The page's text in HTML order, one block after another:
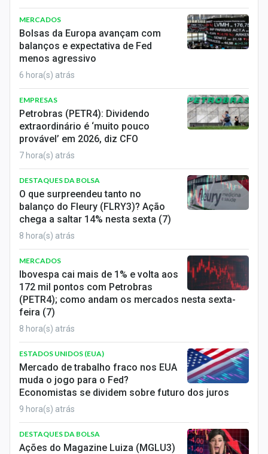
Contato
MERCADOS
Bolsas da Europa avançam com
balanços e expectativa de Fed
menos agressivo
6 hora(s) atrás
EMPRESAS
Petrobras (PETR4): Dividendo
extraordinário é ‘muito pouco
provável’ em 2026, diz CFO
7 hora(s) atrás
DESTAQUES DA BOLSA
O que surpreendeu tanto no
balanço do Fleury (FLRY3)? Ação
chega a saltar 14% nesta sexta (7)
8 hora(s) atrás
MERCADOS
Ibovespa cai mais de 1% e volta aos
172 mil pontos com Petrobras
(PETR4); como andam os mercados nesta sexta-
feira (7)
8 hora(s) atrás
ESTADOS UNIDOS (EUA)
Mercado de trabalho fraco nos EUA
muda o jogo para o Fed?
Economistas se dividem sobre futuro dos juros
9 hora(s) atrás
DESTAQUES DA BOLSA
Ações do Magazine Luiza (MGLU3)